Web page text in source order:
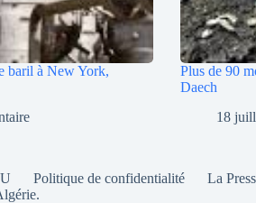
baril à New York,
Plus de 90
Daech
18
Politique de confidentialité
La